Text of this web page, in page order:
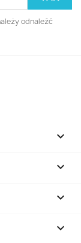
odnaleźć



keyboard_arrow_down